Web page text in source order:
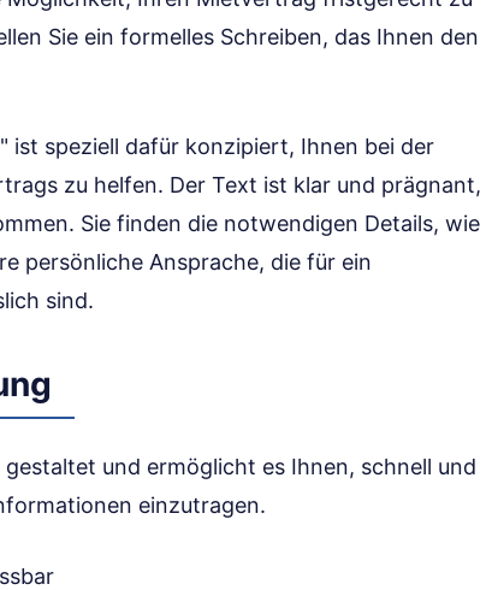
Sie ein formelles Schreiben, das Ihnen den
ist speziell dafür konzipiert, Ihnen bei der
zu helfen. Der Text ist klar und prägnant,
Sie finden die notwendigen Details, wie
persönliche Ansprache, die für ein
sind.
und ermöglicht es Ihnen, schnell und
einzutragen.